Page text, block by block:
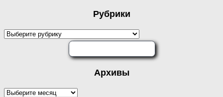
Рубрики
Рубрики
Архивы
Архивы